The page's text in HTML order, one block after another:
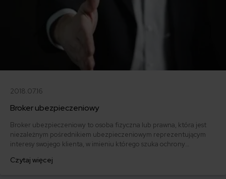
2018.07.16
Broker ubezpieczeniowy
Broker ubezpieczeniowy to osoba fizyczna lub prawna, która jest
niezależnym pośrednikiem ubezpieczeniowym reprezentującym
interesy swojego klienta, w imieniu którego szuka ochrony
wyłącznie na zlecenie podmiotu, który przekazał jej
Czytaj więcej